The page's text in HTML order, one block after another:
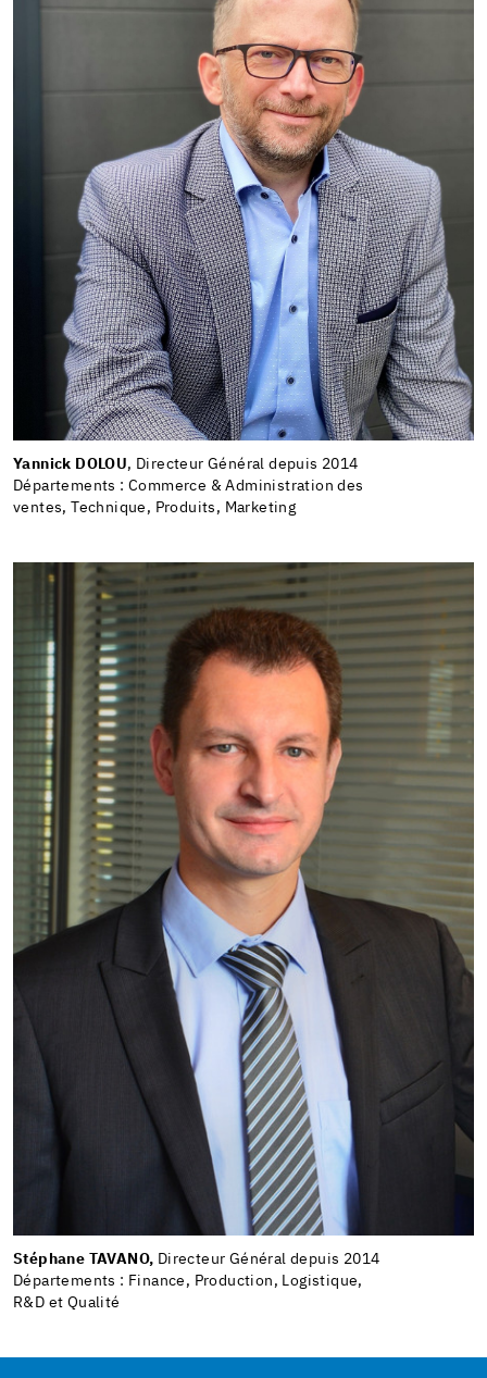
Yannick DOLOU, Directeur Général depuis 2014
Départements : Commerce & Administration des
ventes, Technique, Produits, Marketing
Stéphane TAVANO, Directeur Général depuis 2014
Départements : Finance, Production, Logistique,
R&D et Qualité